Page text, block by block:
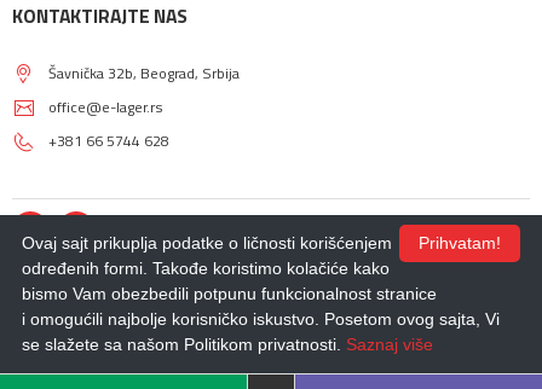
KONTAKTIRAJTE NAS
Šavnička 32b, Beograd, Srbija
office@e-lager.rs
+381 66 5744 628
© 2018 - 2026 |E-LAGER. Sva prava zadržana.
Izdrada Internet prodavnice,Izrada sajta,Izrada mobilnih aplikacijaiSEO
optimizacija sajta - *nbgteam.com
Prihvatam!
Ovaj sajt prikuplja podatke o ličnosti korišćenjem
određenih formi. Takođe koristimo kolačiće kako
bismo Vam obezbedili potpunu funkcionalnost stranice
i omogućili najbolje korisničko iskustvo. Posetom ovog sajta, Vi
se slažete sa našom Politikom privatnosti. Saznaj više